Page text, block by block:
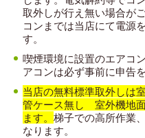
取外しが行え無い場合が
コンまでは当店にて電源
す。
喫煙環境に設置のエアコ
アコンは必ず事前に申告
当店の無料標準取外しは
管ケース無し 室外機地
ます。 梯子での高所作業
なります。